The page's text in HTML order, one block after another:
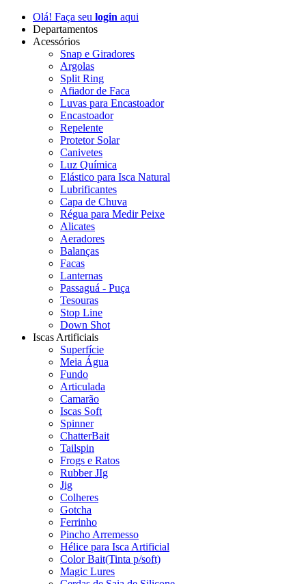
Olá! Faça seu login aqui
Departamentos
Acessórios
Snap e Giradores
Argolas
Split Ring
Afiador de Faca
Luvas para Encastoador
Encastoador
Repelente
Protetor Solar
Canivetes
Luz Química
Elástico para Isca Natural
Lubrificantes
Capa de Chuva
Régua para Medir Peixe
Alicates
Aeradores
Balanças
Facas
Lanternas
Passaguá - Puça
Tesouras
Stop Line
Down Shot
Iscas Artificiais
Superfície
Meia Água
Fundo
Articulada
Camarão
Iscas Soft
Spinner
ChatterBait
Tailspin
Frogs e Ratos
Rubber JIg
Jig
Colheres
Gotcha
Ferrinho
Pincho Arremesso
Hélice para Isca Artificial
Color Bait(Tinta p/soft)
Magic Lures